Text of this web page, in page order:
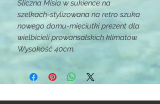
Śliczna Misia w sukience na
szelkach-stylizowana na retro szuka
nowego domu-mięciutki prezent dla
wielbicieli prowansalskich klimatów.
Wysokość 40cm.